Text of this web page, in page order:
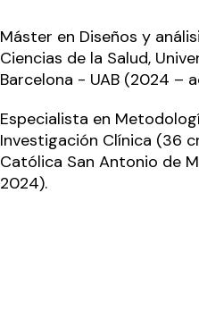
Máster en Diseños y
Ciencias de la Salud,
Barcelona - UAB (2024 –
Especialista en
Investigación Clínica (36
Católica San Antonio de
2024).